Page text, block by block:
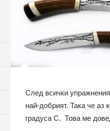
След всички
най-добрият. Така че аз
градуса С. Това ме